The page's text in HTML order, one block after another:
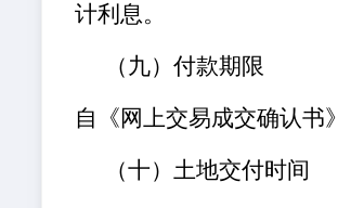
计利息。
（九）付款期限
自《网上交易成交确认书
（十）土地交付时间